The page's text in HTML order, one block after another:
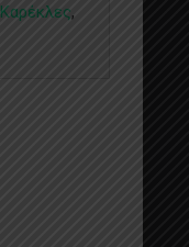
Καρέκλες,